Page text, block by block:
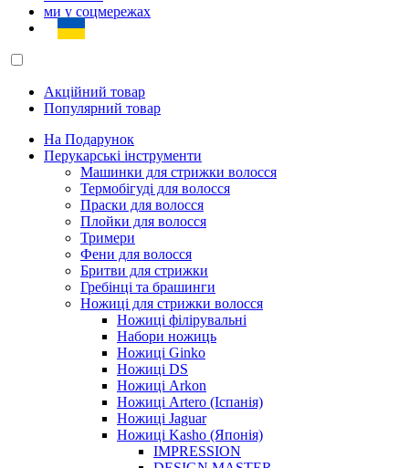
ми у соцмережах
Акційний товар
Популярний товар
На Подарунок
Перукарські інструменти
Машинки для стрижки волосся
Термобігуді для волосся
Праски для волосся
Плойки для волосся
Тримери
Фени для волосся
Бритви для стрижки
Гребінці та брашинги
Ножиці для стрижки волосся
Ножиці філірувальні
Набори ножиць
Ножиці Ginko
Ножиці DS
Ножиці Arkon
Ножиці Artero (Іспанія)
Ножиці Jaguar
Ножиці Kasho (Японія)
IMPRESSION